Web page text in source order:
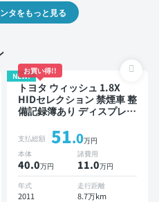
タをもっと見る
NEW!
お買い得!!
トヨタ ウィッシュ 1.8X
HIDセレクション 禁煙車 整
備記録簿あり ディスプレイ
り 後席モニター スマート
キー ETC ドライブレコー
ダー
支払総額 51.0万円
本体
40.0万円
諸費用
11.0万円
年式
2011
走行距離
8.7万km